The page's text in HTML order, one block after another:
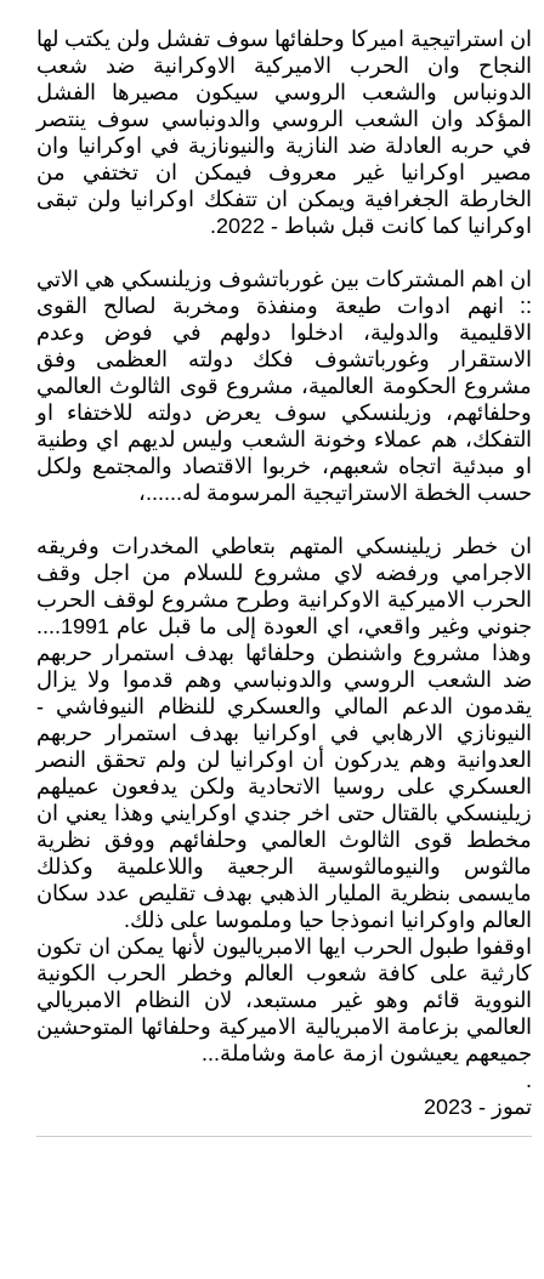
ان استراتيجية اميركا وحلفائها سوف تفشل ولن يكتب لها
النجاح وان الحرب الاميركية الاوكرانية ضد شعب
الدونباس والشعب الروسي سيكون مصيرها الفشل
المؤكد وان الشعب الروسي والدونباسي سوف ينتصر
في حربه العادلة ضد النازية والنيونازية في اوكرانيا وان
مصير اوكرانيا غير معروف فيمكن ان تختفي من
الخارطة الجغرافية ويمكن ان تتفكك اوكرانيا ولن تبقى
اوكرانيا كما كانت قبل شباط - 2022.
ان اهم المشتركات بين غورباتشوف وزيلنسكي هي الاتي
:: انهم ادوات طيعة ومنفذة ومخربة لصالح القوى
الاقليمية والدولية، ادخلوا دولهم في فوض وعدم
الاستقرار وغورباتشوف فكك دولته العظمى وفق
مشروع الحكومة العالمية، مشروع قوى الثالوث العالمي
وحلفائهم، وزيلنسكي سوف يعرض دولته للاختفاء او
التفكك، هم عملاء وخونة الشعب وليس لديهم اي وطنية
او مبدئية اتجاه شعبهم، خربوا الاقتصاد والمجتمع ولكل
حسب الخطة الاستراتيجية المرسومة له......،
ان خطر زيلينسكي المتهم بتعاطي المخدرات وفريقه
الاجرامي ورفضه لاي مشروع للسلام من اجل وقف
الحرب الاميركية الاوكرانية وطرح مشروع لوقف الحرب
جنوني وغير واقعي، اي العودة إلى ما قبل عام 1991....
وهذا مشروع واشنطن وحلفائها بهدف استمرار حربهم
ضد الشعب الروسي والدونباسي وهم قدموا ولا يزال
يقدمون الدعم المالي والعسكري للنظام النيوفاشي -
النيونازي الارهابي في اوكرانيا بهدف استمرار حربهم
العدوانية وهم يدركون أن اوكرانيا لن ولم تحقق النصر
العسكري على روسيا الاتحادية ولكن يدفعون عميلهم
زيلينسكي بالقتال حتى اخر جندي اوكرايني وهذا يعني ان
مخطط قوى الثالوث العالمي وحلفائهم ووفق نظرية
مالثوس والنيومالثوسية الرجعية واللاعلمية وكذلك
مايسمى بنظرية المليار الذهبي بهدف تقليص عدد سكان
العالم واوكرانيا انموذجا حيا وملموسا على ذلك.
اوقفوا طبول الحرب ايها الامبرياليون لأنها يمكن ان تكون
كارثية على كافة شعوب العالم وخطر الحرب الكونية
النووية قائم وهو غير مستبعد، لان النظام الامبريالي
العالمي بزعامة الامبريالية الاميركية وحلفائها المتوحشين
جميعهم يعيشون ازمة عامة وشاملة...
.
تموز - 2023